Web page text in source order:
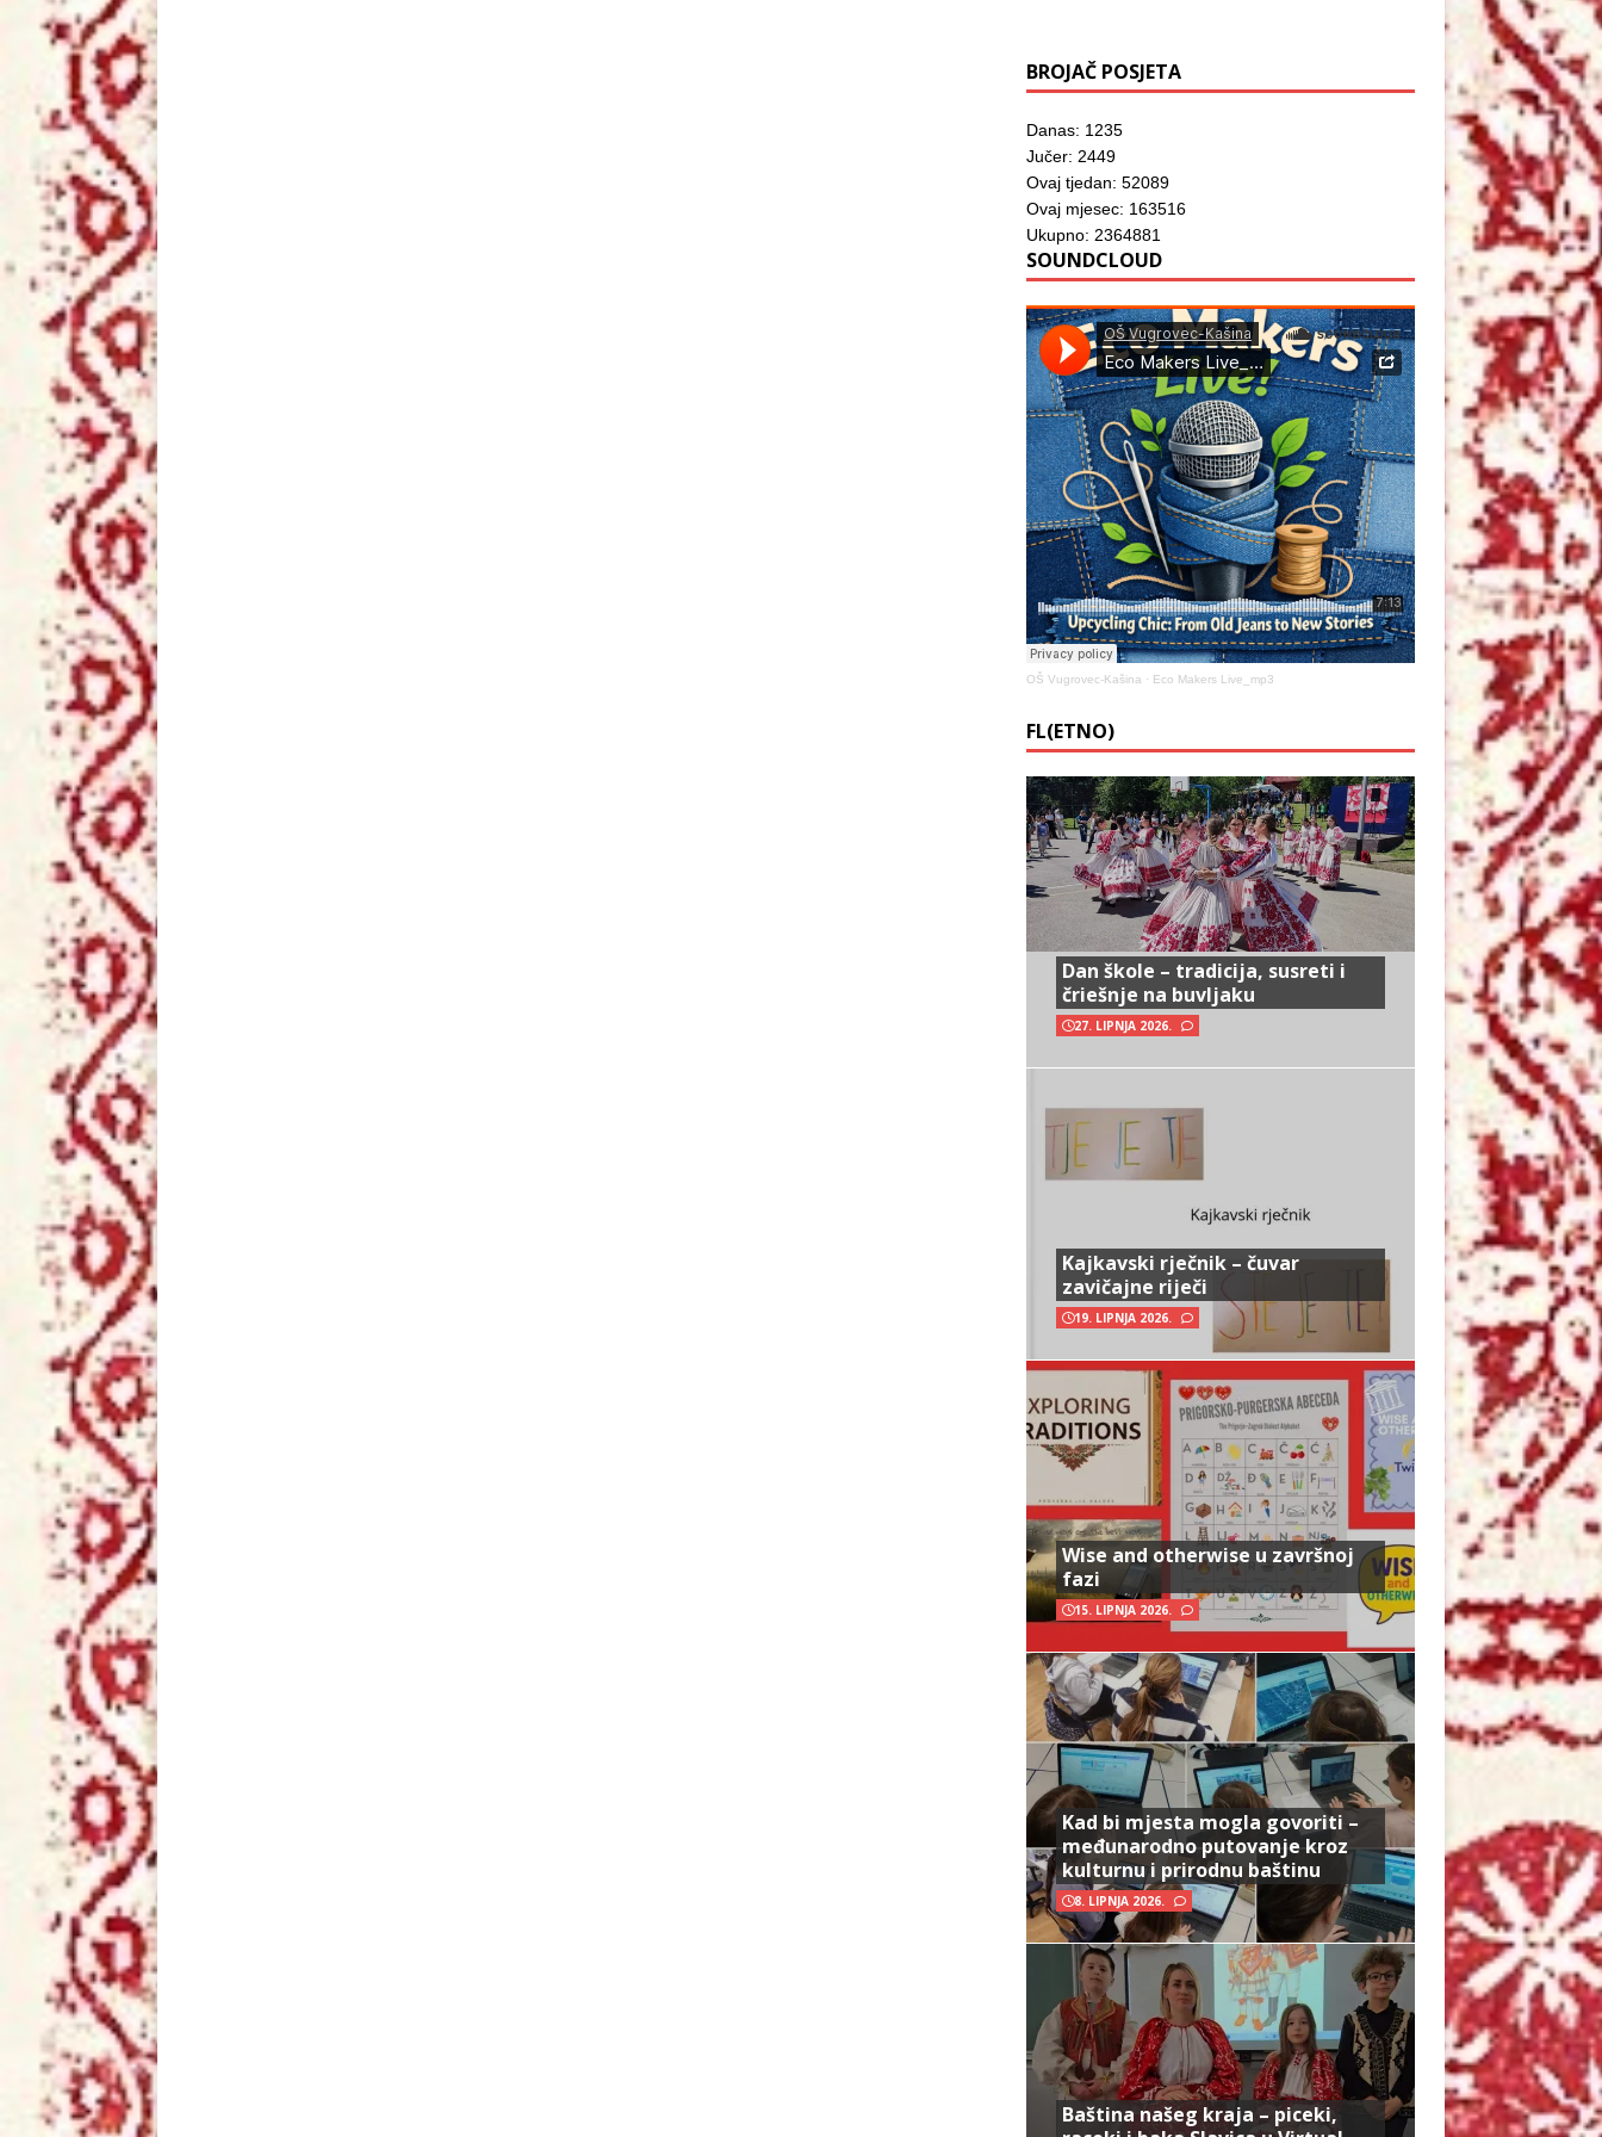
BROJAČ POSJETA
Danas: 1235
Jučer: 2449
Ovaj tjedan: 52089
Ovaj mjesec: 163516
Ukupno: 2364881
SOUNDCLOUD
OŠ Vugrovec-Kašina · Eco Makers Live_mp3
FL(ETNO)
Dan škole – tradicija, susreti i
čriešnje na buvljaku
27. LIPNJA 2026.
Kajkavski rječnik – čuvar
zavičajne riječi
19. LIPNJA 2026.
Wise and otherwise u završnoj
fazi
15. LIPNJA 2026.
Kad bi mjesta mogla govoriti –
međunarodno putovanje kroz
kulturnu i prirodnu baštinu
8. LIPNJA 2026.
Baština našeg kraja – piceki,